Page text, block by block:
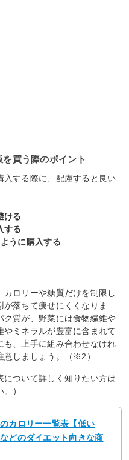
買う際のポイント
入する際に、配慮すると良い
ける
する
うに購入する
ロリーや糖質だけを制限し
落ちて痩せにくくなりま
質が、野菜には食物繊維や
ミネラルが豊富に含まれて
も、上手に組み合わせなけれ
意しましょう。（※2）
について詳しく知りたい方は
）
カロリー一覧表【低い
どのダイエット向きな商